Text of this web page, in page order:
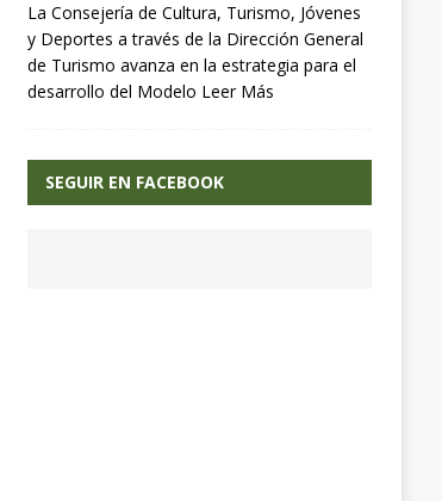
La Consejería de Cultura, Turismo, Jóvenes
y Deportes a través de la Dirección General
de Turismo avanza en la estrategia para el
desarrollo del Modelo Leer Más
SEGUIR EN FACEBOOK